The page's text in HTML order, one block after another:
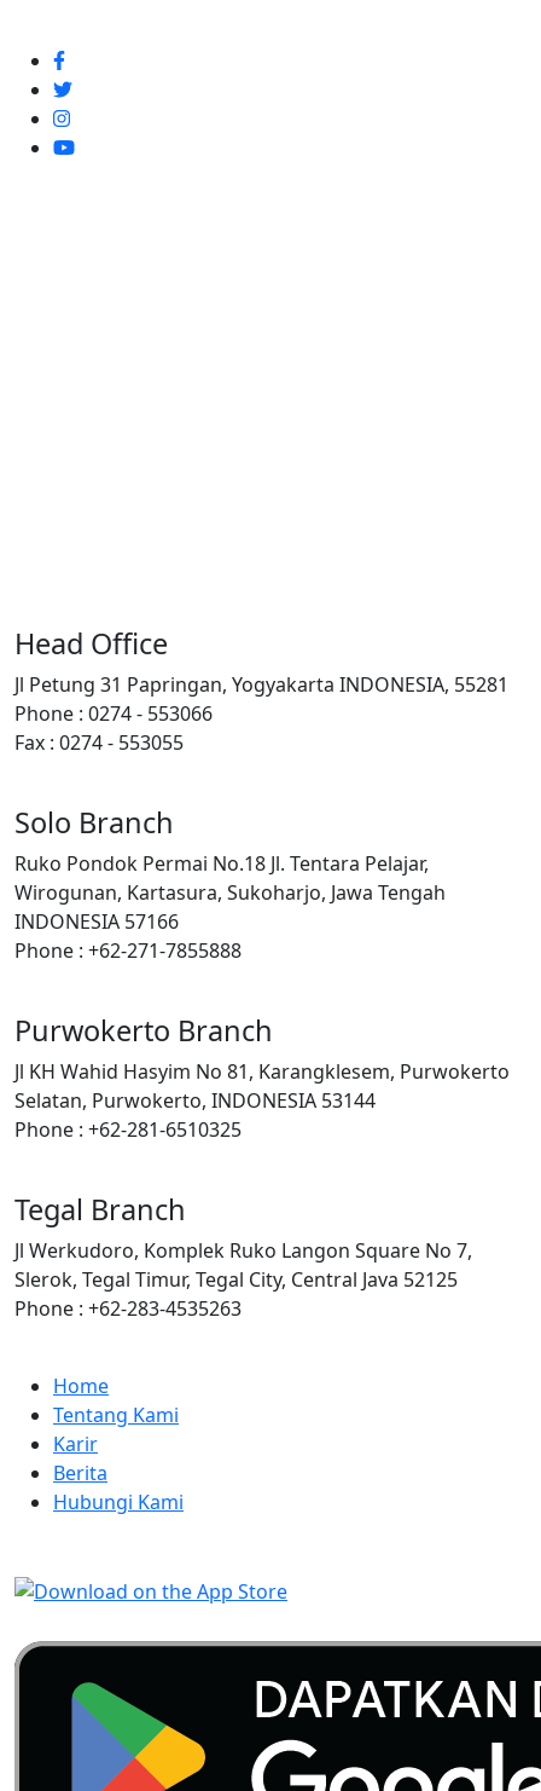
Head Office
Jl Petung 31 Papringan, Yogyakarta INDONESIA, 55281
Phone : 0274 - 553066
Fax : 0274 - 553055
Solo Branch
Ruko Pondok Permai No.18 Jl. Tentara Pelajar,
Wirogunan, Kartasura, Sukoharjo, Jawa Tengah
INDONESIA 57166
Phone : +62-271-7855888
Purwokerto Branch
Jl KH Wahid Hasyim No 81, Karangklesem, Purwokerto
Selatan, Purwokerto, INDONESIA 53144
Phone : +62-281-6510325
Tegal Branch
Jl Werkudoro, Komplek Ruko Langon Square No 7,
Slerok, Tegal Timur, Tegal City, Central Java 52125
Phone : +62-283-4535263
Home
Tentang Kami
Karir
Berita
Hubungi Kami